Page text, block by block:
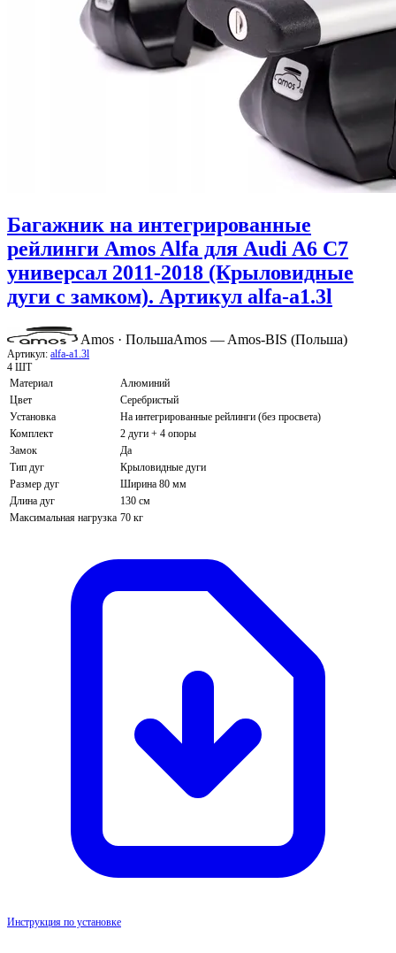
Багажник на интегрированные
рейлинги Amos Alfa для Audi A6 C7
универсал 2011-2018 (Крыловидные
дуги с замком). Артикул alfa-a1.3l
Amos · ПольшаAmos — Amos-BIS (Польша)
Артикул: alfa-a1.3l
4 ШТ
Материал
Алюминий
Цвет
Серебристый
Установка
На интегрированные рейлинги (без просвета)
Комплект
2 дуги + 4 опоры
Замок
Да
Тип дуг
Крыловидные дуги
Размер дуг
Ширина 80 мм
Длина дуг
130 см
Максимальная нагрузка 70 кг
Инструкция по установке